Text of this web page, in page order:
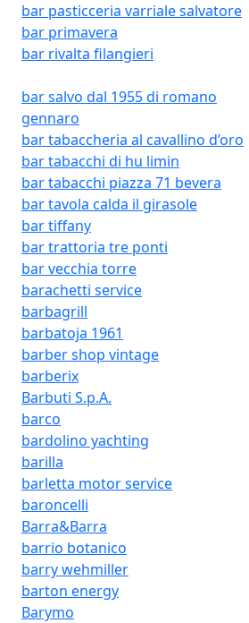
bar pasticceria varriale salvatore
bar primavera
bar rivalta filangieri
bar salvo dal 1955 di romano
gennaro
bar tabaccheria al cavallino d’oro
bar tabacchi di hu limin
bar tabacchi piazza 71 bevera
bar tavola calda il girasole
bar tiffany
bar trattoria tre ponti
bar vecchia torre
barachetti service
barbagrill
barbatoja 1961
barber shop vintage
barberix
Barbuti S.p.A.
barco
bardolino yachting
barilla
barletta motor service
baroncelli
Barra&Barra
barrio botanico
barry wehmiller
barton energy
Barymo